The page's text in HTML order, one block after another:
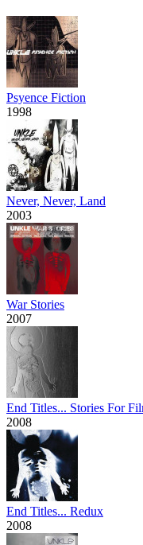
Psyence Fiction
1998
Never, Never, Land
2003
War Stories
2007
End Titles... Stories For
2008
End Titles... Redux
2008